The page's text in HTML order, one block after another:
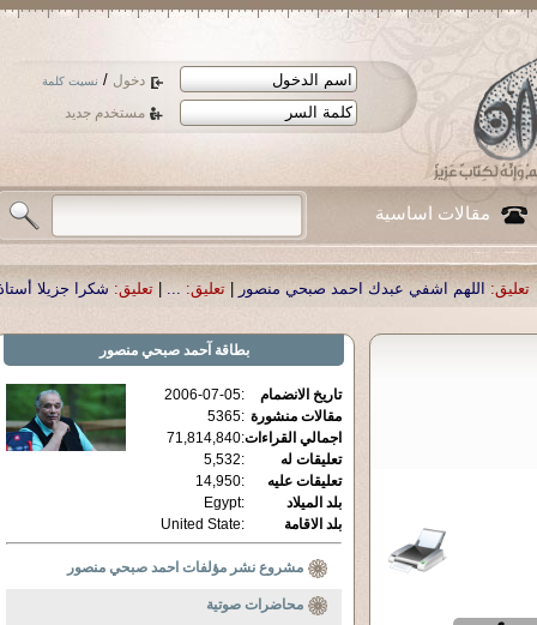
دخول / نسيت كلمة
مستخدم جديد
مقالات اساسية
احمد صبحي منصور|تعليق: ...
|تعليق: شكرا جزيلا أستاذ حمد الحمد .أكرمكم
بطاقة آحمد صبحي منصور
تاريخ الانضمام :
2006-07-05
مقالات منشورة :
5365
اجمالي القراءات:
71,814,840
تعليقات له
:
5,532
تعليقات عليه
:
14,950
بلد الميلاد
:
Egypt
بلد الاقامة
:
United State
مشروع نشر مؤلفات احمد صبحي منصور
محاضرات صوتية